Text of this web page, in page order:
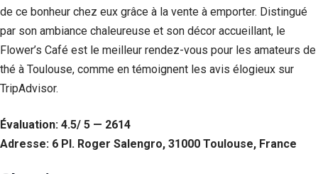
de ce bonheur chez eux grâce à la vente à emporter. Distingué
par son ambiance chaleureuse et son décor accueillant, le
Flower’s Café est le meilleur rendez-vous pour les amateurs de
thé à Toulouse, comme en témoignent les avis élogieux sur
TripAdvisor.
Évaluation: 4.5/ 5 — 2614
Adresse: 6 Pl. Roger Salengro, 31000 Toulouse, France